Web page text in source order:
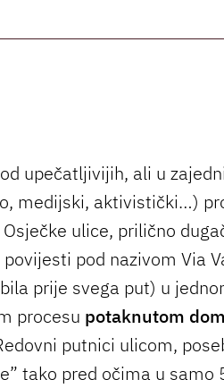
upečatljivijih, ali u
medijski, aktivistički…)
ulice, prilično
pod nazivom Via
prije svega put) u
procesu potaknutom
putnici ulicom,
tako pred očima u samo